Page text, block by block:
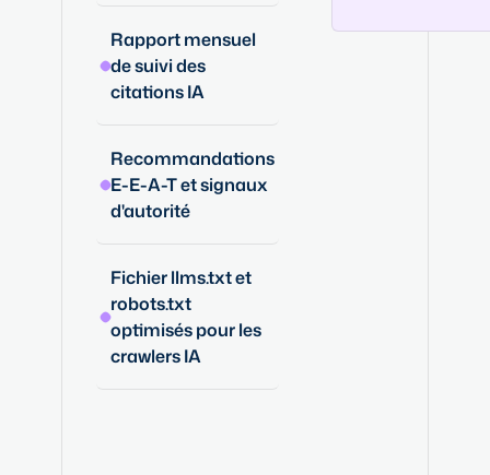
Rapport mensuel
de suivi des
citations IA
Recommandations
E-E-A-T et signaux
d'autorité
Fichier llms.txt et
robots.txt
optimisés pour les
crawlers IA